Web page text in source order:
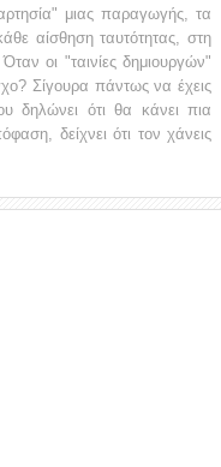
μιας παραγωγής, τα
αίσθηση ταυτότητας, στη
οι "ταινίες δημιουργών"
Σίγουρα πάντως να έχεις
δηλώνει ότι θα κάνει πια
δείχνει ότι τον χάνεις